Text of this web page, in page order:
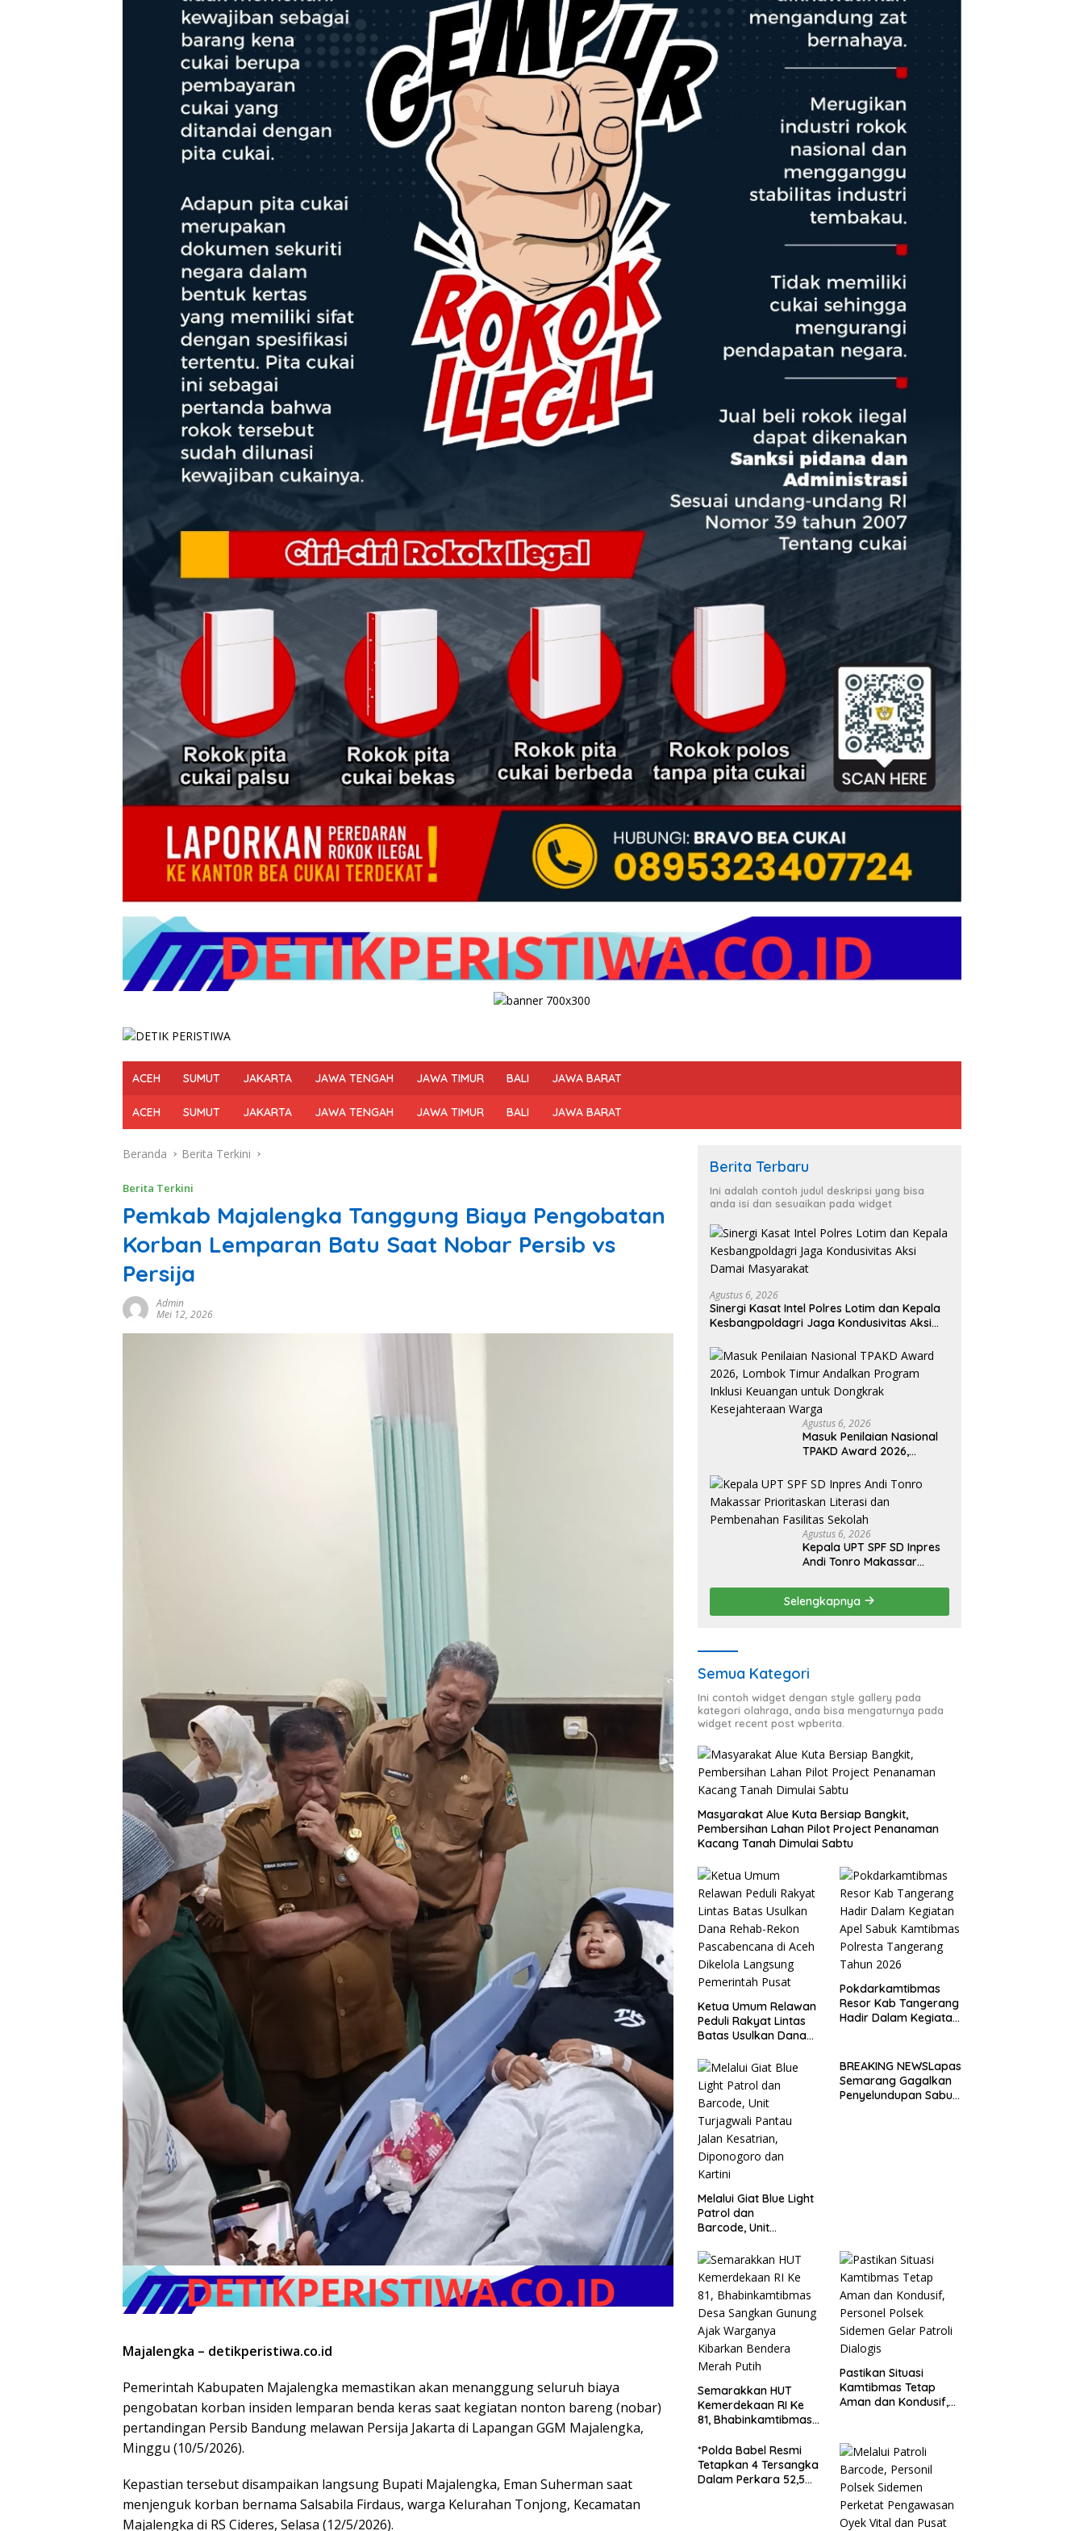
ACEH SUMUT JAKARTA JAWA TENGAH JAWA TIMUR BALI JAWA BARAT
ACEH SUMUT JAKARTA JAWA TENGAH JAWA TIMUR BALI JAWA BARAT
Beranda Berita Terkini
Berita Terkini
Pemkab Majalengka Tanggung Biaya Pengobatan
Korban Lemparan Batu Saat Nobar Persib vs
Persija
Admin
Mei 12, 2026
Majalengka – detikperistiwa.co.id
Pemerintah Kabupaten Majalengka memastikan akan menanggung seluruh biaya
pengobatan korban insiden lemparan benda keras saat kegiatan nonton bareng (nobar)
pertandingan Persib Bandung melawan Persija Jakarta di Lapangan GGM Majalengka,
Minggu (10/5/2026).
Kepastian tersebut disampaikan langsung Bupati Majalengka, Eman Suherman saat
menjenguk korban bernama Salsabila Firdaus, warga Kelurahan Tonjong, Kecamatan
Majalengka di RS Cideres, Selasa (12/5/2026).
Berita Terbaru
Ini adalah contoh judul deskripsi yang bisa
anda isi dan sesuaikan pada widget
Agustus 6, 2026
Sinergi Kasat Intel Polres Lotim dan Kepala
Kesbangpoldagri Jaga Kondusivitas Aksi
Agustus 6, 2026
Masuk Penilaian Nasional
TPAKD Award 2026,
Program Inklusi Keuangan
untuk Dongkrak
Kesejahteraan Warga
Agustus 6, 2026
Kepala UPT SPF SD Inpres
Andi Tonro Makassar
Pembenahan Fasilitas
Sekolah
Selengkapnya
Semua Kategori
Ini contoh widget dengan style gallery pada
kategori olahraga, anda bisa mengaturnya pada
widget recent post wpberita.
Masyarakat Alue Kuta Bersiap Bangkit,
Pembersihan Lahan Pilot Project Penanaman
Kacang Tanah Dimulai Sabtu
Ketua Umum Relawan
Peduli Rakyat Lintas
Batas Usulkan Dana
Pascabencana di Aceh
Dikelola Langsung
Pemerintah Pusat
Pokdarkamtibmas
Resor Kab Tangerang
Hadir Dalam Kegiatan
Tangerang Tahun
2026
Melalui Giat Blue Light
Patrol dan
Barcode, Unit
Jalan Kesatrian,
Diponogoro dan
Kartini
BREAKING NEWSLapas
Semarang Gagalkan
Penyelundupan Sabu
Semarakkan HUT
Kemerdekaan RI Ke
81, Bhabinkamtibmas
Gunung Ajak
Warganya Kibarkan
Bendera Merah Putih
Pastikan Situasi
Kamtibmas Tetap
Aman dan Kondusif,
Dialogis
*Polda Babel Resmi
Tetapkan 4 Tersangka
Dalam Perkara 52,5